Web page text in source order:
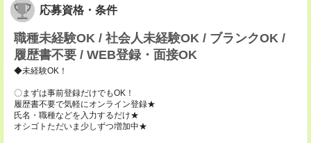
応募資格・条件
職種未経験OK / 社会人未経験OK / ブランクOK /
履歴書不要 / WEB登録・面接OK
◆未経験OK！
〇まずは事前登録だけでもOK！
履歴書不要で気軽にオンライン登録★
氏名・職種などを入力するだけ★
オシゴトただいま少しずつ増加中★